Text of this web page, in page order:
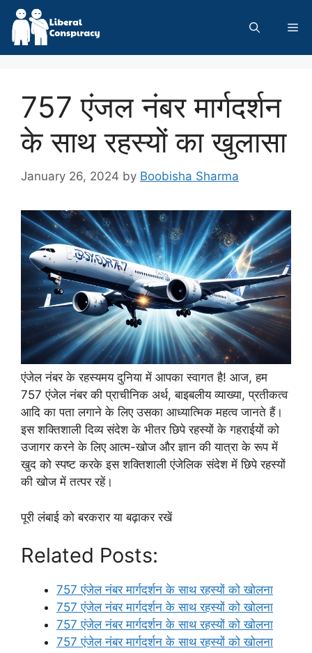
Skip
content
757 एंजल नंबर मार्गदर्शन
के साथ रहस्यों का खुलासा
January 26, 2024 by Boobisha Sharma
एंजेल नंबर के रहस्यमय दुनिया में आपका स्वागत है! आज, हम
757 एंजेल नंबर की प्राचीनिक अर्थ, बाइबलीय व्याख्या, प्रतीकत्व
आदि का पता लगाने के लिए उसका आध्यात्मिक महत्व जानते हैं।
इस शक्तिशाली दिव्य संदेश के भीतर छिपे रहस्यों के गहराईयों को
उजागर करने के लिए आत्म-खोज और ज्ञान की यात्रा के रूप में
खुद को स्पष्ट करके इस शक्तिशाली एंजेलिक संदेश में छिपे रहस्यों
की खोज में तत्पर रहें।
पूरी लंबाई को बरकरार या बढ़ाकर रखें
Related Posts:
757 एंजेल नंबर मार्गदर्शन के साथ रहस्यों को खोलना
757 एंजेल नंबर मार्गदर्शन के साथ रहस्यों को खोलना
757 एंजेल नंबर मार्गदर्शन के साथ रहस्यों को खोलना
757 एंजेल नंबर मार्गदर्शन के साथ रहस्यों को खोलना